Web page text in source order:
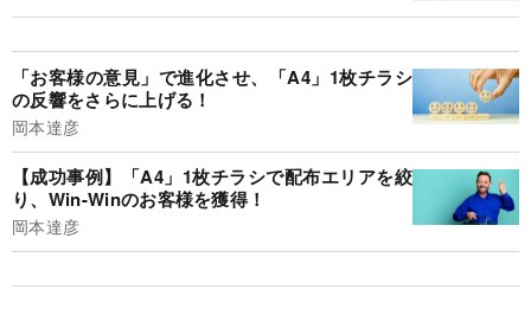
「お客様の意見」で進化させ、「A4」1枚チラシ
の反響をさらに上げる！
岡本達彦
【成功事例】「A4」1枚チラシで配布エリアを絞
り、Win-Winのお客様を獲得！
岡本達彦